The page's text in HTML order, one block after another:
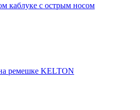
каблуке с острым носом
ремешке KELTON